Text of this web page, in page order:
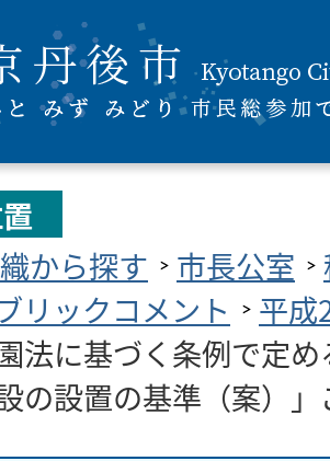
から探す 市長公室
リックコメント
平成
法に基づく条例で定
の設置の基準（案）